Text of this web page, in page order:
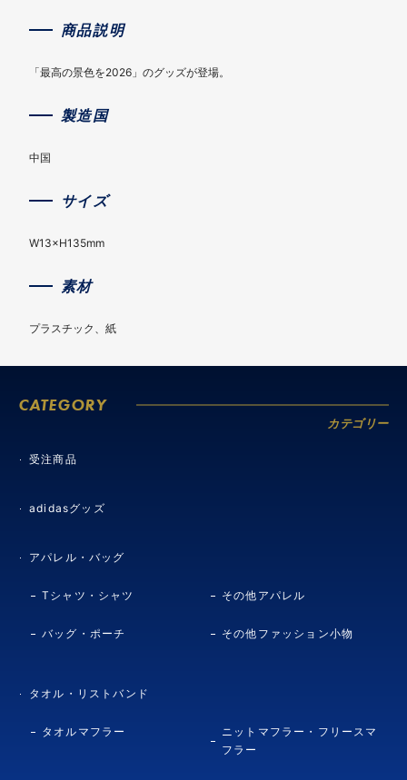
商品説明
「最高の景色を2026」のグッズが登場。
製造国
中国
サイズ
W13×H135mm
素材
プラスチック、紙
CATEGORY
カテゴリー
受注商品
adidasグッズ
アパレル・バッグ
Tシャツ・シャツ その他アパレル
バッグ・ポーチ その他ファッション小物
タオル・リストバンド
タオルマフラー
ニットマフラー・フリースマ
フラー